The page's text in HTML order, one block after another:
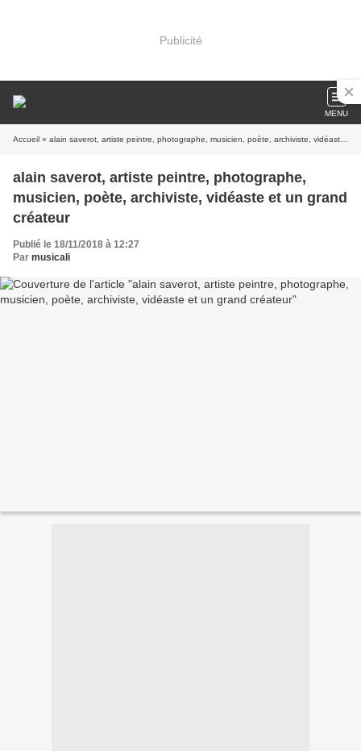
Publicité
MENU
Accueil » alain saverot, artiste peintre, photographe, musicien, poète, archiviste, vidéaste et un grand créateur
alain saverot, artiste peintre, photographe,
musicien, poète, archiviste, vidéaste et un grand
créateur
Publié le 18/11/2018 à 12:27
Par musicali